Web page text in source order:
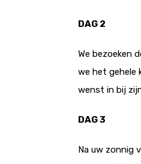
DAG 2
We bezoeken
we het gehele
wenst in bij
DAG 3
Na uw zonnig